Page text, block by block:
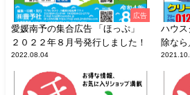
広告
愛媛南予の集合広告 「ほっぷ」
２０２２年８月号発行しました！
2022.08.04
ハウス
除な